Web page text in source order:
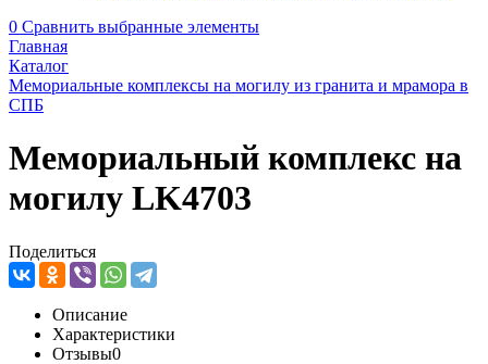
0 Сравнить выбранные элементы
Главная
Каталог
Мемориальные комплексы на могилу из гранита и мрамора в
СПБ
Мемориальный комплекс на
могилу LK4703
Поделиться
Описание
Характеристики
Отзывы0